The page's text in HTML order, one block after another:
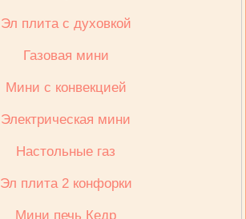
Эл плита с духовкой
Газовая мини
Мини с конвекцией
Электрическая мини
Настольные газ
Эл плита 2 конфорки
Мини печь Кедр